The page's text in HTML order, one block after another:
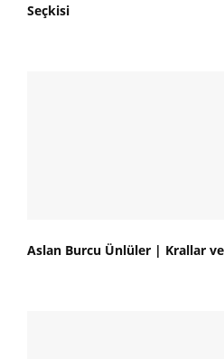
Seçkisi
Aslan Burcu Ünlüler | Krallar